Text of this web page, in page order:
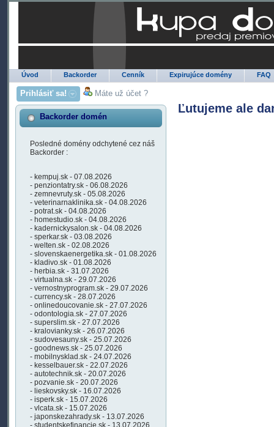
Úvod Backorder Cenník Expirujúce domény FAQ
Prihlásiť sa! Máte už účet ?
Backorder domén
Posledné domény odchytené cez náš
Backorder :
- kempuj.sk - 07.08.2026
- penziontatry.sk - 06.08.2026
- zemnevruty.sk - 05.08.2026
- veterinarnaklinika.sk - 04.08.2026
- potrat.sk - 04.08.2026
- homestudio.sk - 04.08.2026
- kadernickysalon.sk - 04.08.2026
- sperkar.sk - 03.08.2026
- welten.sk - 02.08.2026
- slovenskaenergetika.sk - 01.08.2026
- kladivo.sk - 01.08.2026
- herbia.sk - 31.07.2026
- virtualna.sk - 29.07.2026
- vernostnyprogram.sk - 29.07.2026
- currency.sk - 28.07.2026
- onlinedoucovanie.sk - 27.07.2026
- odontologia.sk - 27.07.2026
- superslim.sk - 27.07.2026
- kralovianky.sk - 26.07.2026
- sudovesauny.sk - 25.07.2026
- goodnews.sk - 25.07.2026
- mobilnysklad.sk - 24.07.2026
- kesselbauer.sk - 22.07.2026
- autotechnik.sk - 20.07.2026
- pozvanie.sk - 20.07.2026
- lieskovsky.sk - 16.07.2026
- isperk.sk - 15.07.2026
- vlcata.sk - 15.07.2026
- japonskezahrady.sk - 13.07.2026
- studentskefinancie.sk - 13.07.2026
Ľutujeme ale